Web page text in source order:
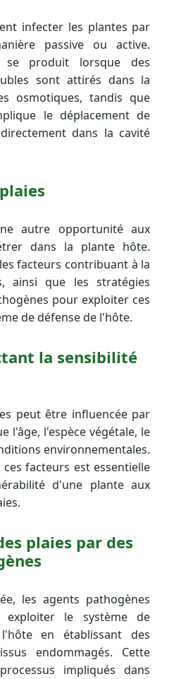
infecter les plantes par
passive ou active.
se produit lorsque des
sont attirés dans la
osmotiques, tandis que
le déplacement de
dans la cavité
autre opportunité aux
dans la plante hôte.
facteurs contribuant à la
ainsi que les stratégies
pour exploiter ces
de défense de l'hôte.
la sensibilité
peut être influencée par
l'âge, l'espèce végétale, le
environnementales.
facteurs est essentielle
d'une plante aux
plaies par des
les agents pathogènes
exploiter le système de
en établissant des
endommagés. Cette
impliqués dans